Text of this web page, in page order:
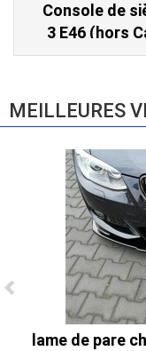
Ligne Cat-
Tube en H
Console de
3 E46 (hors
MEILLEURES
lame de pare